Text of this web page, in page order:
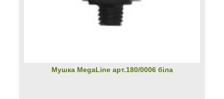
Мушка MegaLine арт.180/0006 біла